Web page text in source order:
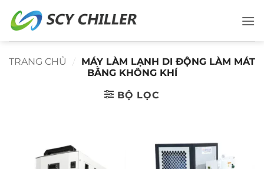
qua
TRANG CHỦ
/ MÁY LÀM LẠNH DI ĐỘNG LÀM MÁT
BẰNG KHÔNG KHÍ
BỘ LỌC